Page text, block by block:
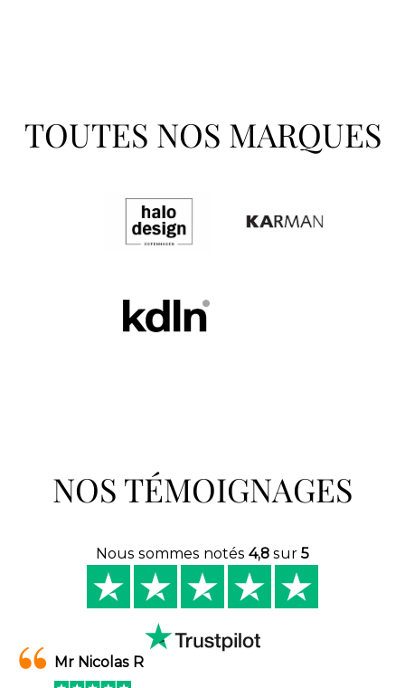
TOUTES NOS MARQUES
NOS TÉMOIGNAGES
Nous sommes notés 4,8 sur 5
Mr Nicolas R